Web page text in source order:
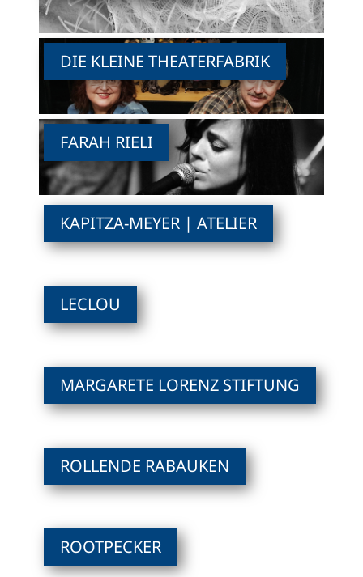
DIE KLEINE THEATERFABRIK
FARAH RIELI
KAPITZA-MEYER | ATELIER
LECLOU
MARGARETE LORENZ STIFTUNG
ROLLENDE RABAUKEN
ROOTPECKER